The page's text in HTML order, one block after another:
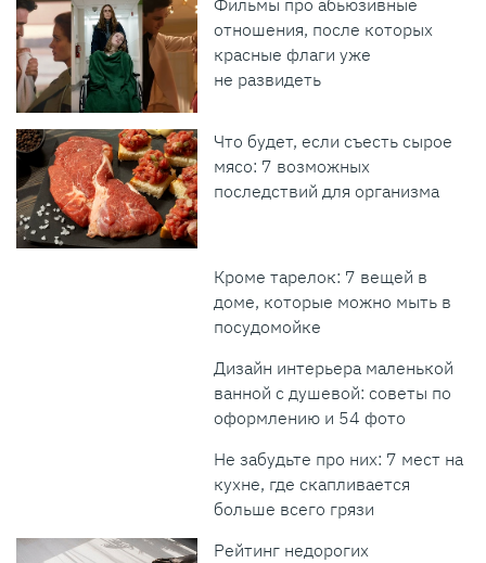
отношения, после которых
красные флаги уже
не развидеть
Что будет, если съесть сырое
мясо: 7 возможных
последствий для организма
Кроме тарелок: 7 вещей в
доме, которые можно мыть в
посудомойке
Дизайн интерьера маленькой
ванной с душевой: советы по
оформлению и 54 фото
Не забудьте про них: 7 мест на
кухне, где скапливается
больше всего грязи
Рейтинг недорогих